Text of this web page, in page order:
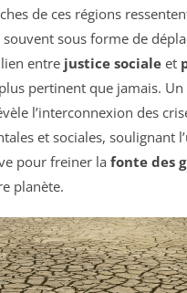
de ces régions
sous forme de
entre justice sociale et
plus pertinent que jamais.
l’interconnexion des
et sociales, soulignant
pour freiner la fonte des
planète.